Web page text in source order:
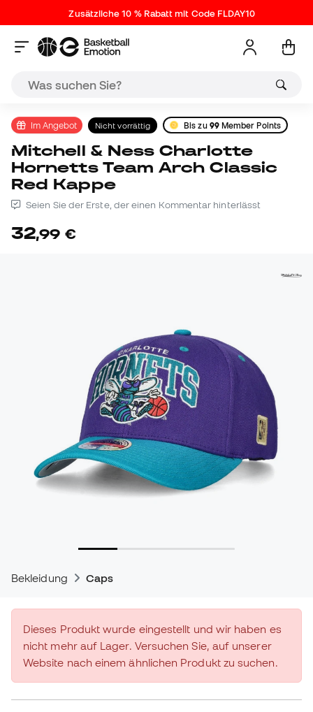
Zusätzliche 10 % Rabatt mit Code FLDAY10
Im Angebot Nicht vorrättig Bis zu 99Member Points
Mitchell & Ness Charlotte
Hornetts Team Arch Classic
Red Kappe
Seien Sie der Erste, der einen Kommentar hinterlässt
32,99 €
Bekleidung Caps
Dieses Produkt wurde eingestellt und wir haben es
nicht mehr auf Lager. Versuchen Sie, auf unserer
Website nach einem ähnlichen Produkt zu suchen.